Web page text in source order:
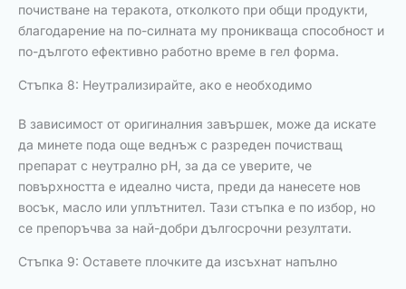
почистване на теракота, отколкото при общи продукти,
благодарение на по-силната му проникваща способност и
по-дългото ефективно работно време в гел форма.
Стъпка 8: Неутрализирайте, ако е необходимо
В зависимост от оригиналния завършек, може да искате
да минете пода още веднъж с разреден почистващ
препарат с неутрално pH, за да се уверите, че
повърхността е идеално чиста, преди да нанесете нов
восък, масло или уплътнител. Тази стъпка е по избор, но
се препоръчва за най-добри дългосрочни резултати.
Стъпка 9: Оставете плочките да изсъхнат напълно